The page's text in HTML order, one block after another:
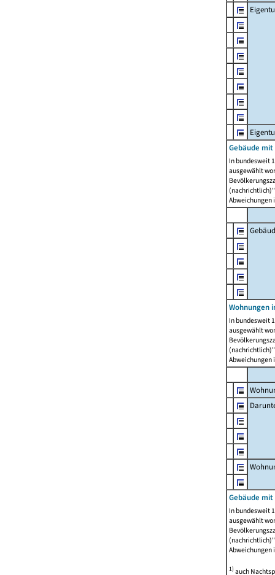
Gebäude
In bundesweit
ausgewählt
Abweichungen
Wohnungen
In bundesweit
ausgewählt
Abweichungen
Gebäude
In bundesweit
ausgewählt
Abweichungen
1)auch